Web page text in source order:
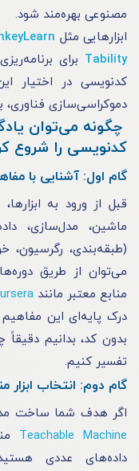
مصنوعی بهره‌مند شود.
ابزارهایی مثل
Tability برای
کدنویسی در اختیار
دموکراسی‌سازی فناوری،
چگونه می‌توان
کدنویسی را شروع
گام اول: آشنایی با
قبل از ورود به
ماشین، مدل‌سازی،
(طبقه‌بندی،
می‌توان از طریق
منابع معتبر مانند
درک پایه‌ای این
بدون کد، بدانیم
تفسیر کنیم.
گام دوم: انتخاب
اگر هدف شما ساخت
Teachable Machine
داده‌های عددی